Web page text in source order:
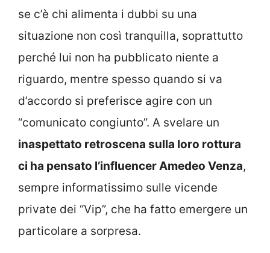
se c’è chi alimenta i dubbi su una
situazione non così tranquilla, soprattutto
perché lui non ha pubblicato niente a
riguardo, mentre spesso quando si va
d’accordo si preferisce agire con un
“comunicato congiunto”. A svelare un
inaspettato retroscena sulla loro rottura
ci ha pensato l’influencer Amedeo Venza,
sempre informatissimo sulle vicende
private dei “Vip”, che ha fatto emergere un
particolare a sorpresa.